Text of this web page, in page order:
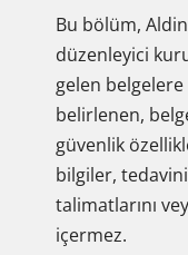
Bu bölüm,
düzenleyici
gelen belgelere
belirlenen,
güvenlik
bilgiler,
talimatlarını
içermez.